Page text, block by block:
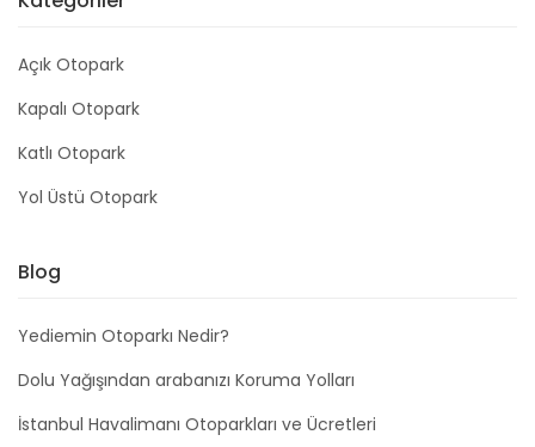
Açık Otopark
Kapalı Otopark
Katlı Otopark
Yol Üstü Otopark
Blog
Yediemin Otoparkı Nedir?
Dolu Yağışından arabanızı Koruma Yolları
İstanbul Havalimanı Otoparkları ve Ücretleri